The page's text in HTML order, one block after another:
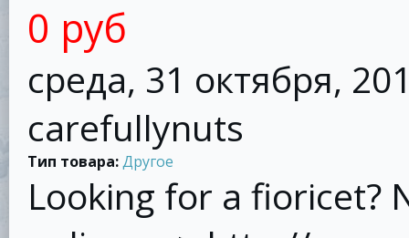
0 руб
среда, 31 октября,
carefullynuts
Тип товара:Другое
Looking for a fioricet?